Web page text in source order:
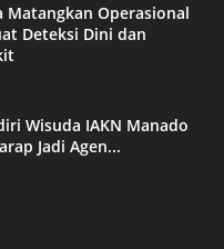
Matangkan Operasional
Deteksi Dini dan
Wisuda IAKN Manado
Jadi Agen...